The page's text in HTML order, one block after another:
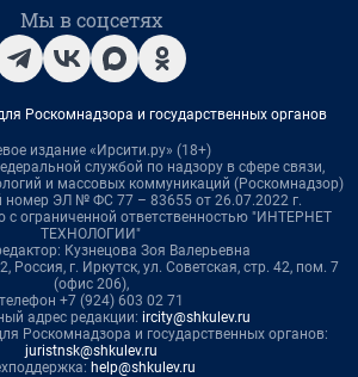
Мы в соцсетях
Роскомнадзора и государственных органов
издание «Ирсити.ру» (18+)
службой по надзору в сфере связи,
и массовых коммуникаций (Роскомнадзор)
номер ЭЛ № ФС 77 – 83655 от 26.07.2022 г.
с ограниченной ответственностью "ИНТЕРНЕТ
ТЕХНОЛОГИИ"
Кузнецова Зоя Валерьевна
Россия, г. Иркутск, ул. Советская, стр. 42, пом. 7
(офис 206),
телефон +7 (924) 603 02 71
адрес редакции: ircity@shkulev.ru
Роскомнадзора и государственных органов:
juristnsk@shkulev.ru
help@shkulev.ru